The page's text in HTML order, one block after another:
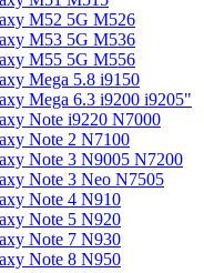
M52 5G M526
M53 5G M536
M55 5G M556
Mega 5.8 i9150
Mega 6.3 i9200 i9205"
Note i9220 N7000
Note 2 N7100
Note 3 N9005 N7200
Note 3 Neo N7505
Note 4 N910
Note 5 N920
Note 7 N930
Note 8 N950